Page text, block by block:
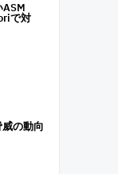
ASM
で対
の動向